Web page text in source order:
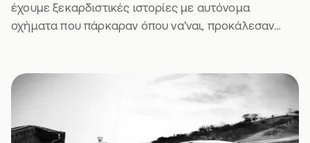
έχουμε ξεκαρδιστικές ιστορίες με αυτόνομα
οχήματα που πάρκαραν όπου να'ναι, προκάλεσαν